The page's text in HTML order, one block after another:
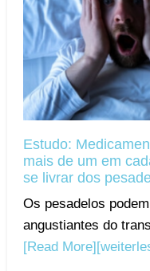
Estudo:
mais de um em
se livrar dos
Os pesadelos
angustiantes do
[Read More]